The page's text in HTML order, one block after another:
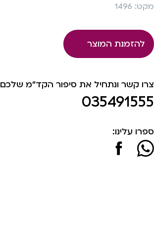
מקט: 1496
להזמנת המוצר
צרו קשר ונתחיל את סיפור הקד"מ שלכם
035491555
ספרו עלינו: